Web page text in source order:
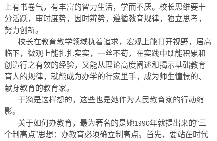
上有书卷气，有丰富的智力生活，学而不厌。校长思维要十
分活跃，审时度势，因时辨势，遵循教育规律，独立思考，
努力创新。
校长在教育教学领域执着追求，宏观上能打开视野，居高
临下，微观上能扎扎实实，一丝不苟，在实践中既能积累和
创造行之有效的经验，又能从理论高度阐述和揭示基础教育
育人的规律，就能成为办学的行家里手，成为师生憧憬的、
献身教育的教育家。
于漪是这样想的，这些也是她作为人民教育家的行动缩
影。
关于如何办教育，最为著名的是她1990年就提出来的“三
个制高点”思想：办教育必须确立制高点。首先，要站在时代